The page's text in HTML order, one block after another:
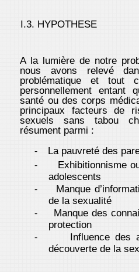
I.3. HYPOTHESE
A la lumière de notre
nous avons relevé
problématique et tout
personnellement entant
santé ou des corps
principaux facteurs de
sexuels sans tabou
résument parmi :
- La pauvreté des
-
Exhibitionnisme
adolescents
-
Manque
de la sexualité
-
Manque des
protection
-
Influence des
découverte de la